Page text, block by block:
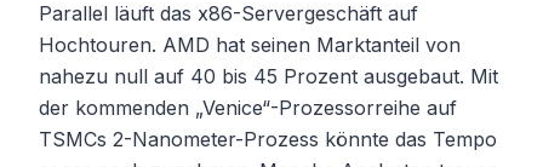
Parallel läuft das x86-Servergeschäft auf
Hochtouren. AMD hat seinen Marktanteil von
nahezu null auf 40 bis 45 Prozent ausgebaut. Mit
der kommenden „Venice“-Prozessorreihe auf
TSMCs 2-Nanometer-Prozess könnte das Tempo